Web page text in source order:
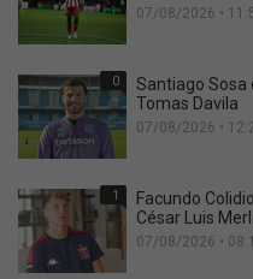
07/08/2026 •
0
Santiago Sosa
Tomas Davila
07/08/2026 •
1
Facundo
César Luis
07/08/2026 •